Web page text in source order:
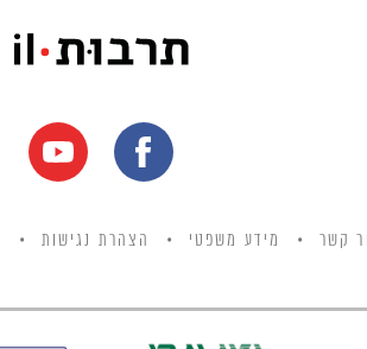
קשר מידע משפטי הצהרת נגישות